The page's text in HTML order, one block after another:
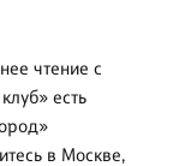
чтение с
есть
в Москве,